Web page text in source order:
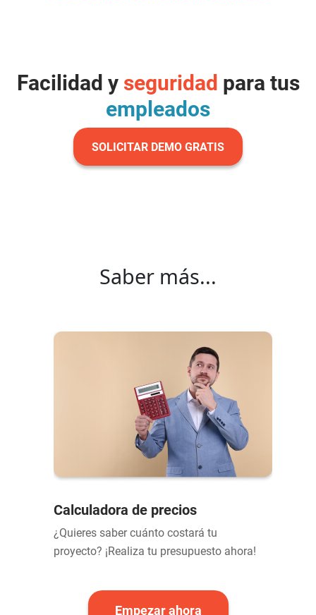
Facilidad y seguridad para tus
empleados
SOLICITAR DEMO GRATIS
Saber más...
Calculadora de precios
¿Quieres saber cuánto costará tu
proyecto? ¡Realiza tu presupuesto ahora!
Empezar ahora